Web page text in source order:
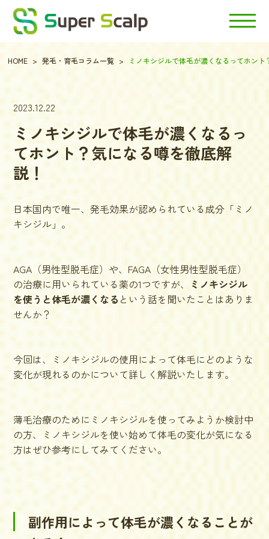
HOME 発毛・育毛コラム一覧 ミノキシジルで体毛が濃くなるってホン
2023.12.22
ミノキシジルで体毛が濃くなるっ
てホント？気になる噂を徹底解
説！
日本国内で唯一、発毛効果が認められている成分 「ミノ
キシジル」 。
AGA（男性型脱毛症）や、FAGA（女性男性型脱毛症）
の治療に用いられている薬の1つですが、
ミノキシジル
を使うと体毛が濃くなる という話を聞いたことはありま
せんか？
今回は、ミノキシジルの使用によって体毛にどのような
変化が現れるのかについて詳しく解説いたします。
薄毛治療のために ミノキシジルを使ってみようか検討中
の方、ミノキシジルを使い始めて体毛の変化が気になる
方はぜひ参考にしてみてください。
副作用によって体毛が濃くなることが